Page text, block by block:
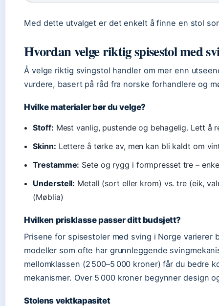
Med dette utvalget er det enkelt å finne en stol
Hvordan velge riktig spisestol med
Å velge riktig svingstol handler om mer enn
vurdere, basert på råd fra norske forhandlere og
Hvilke materialer bør du velge?
Stoff: Mest vanlig, pustende og behagelig. Lett å
Skinn: Lettere å tørke av, men kan bli kaldt om
Trestamme: Sete og rygg i formpresset tre –
Understell: Metall (sort eller krom) vs. tre (eik,
(Møblia)
Hvilken prisklasse passer ditt budsjett?
Prisene for spisestoler med sving i Norge varierer
modeller som ofte har grunnleggende
mellomklassen (2 500–5 000 kroner) får du bedre
mekanismer. Over 5 000 kroner begynner design
Stolens vektkapasitet